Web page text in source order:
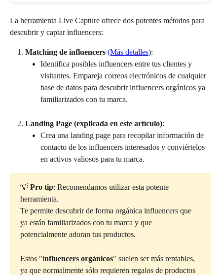
La herramienta Live Capture ofrece dos potentes métodos para
descubrir y captar influencers:
Matching de influencers (Más detalles):
Identifica posibles influencers entre tus clientes y
visitantes. Empareja correos electrónicos de cualquier
base de datos para descubrir influencers orgánicos ya
familiarizados con tu marca.
Landing Page (explicada en este artículo):
Crea una landing page para recopilar información de
contacto de los influencers interesados y conviértelos
en activos valiosos para tu marca.
💡 Pro tip: Recomendamos utilizar esta potente
herramienta.
Te permite descubrir de forma orgánica influencers que
ya están familiarizados con tu marca y que
potencialmente adoran tus productos.
Estos "influencers orgánicos" suelen ser más rentables,
ya que normalmente sólo requieren regalos de productos